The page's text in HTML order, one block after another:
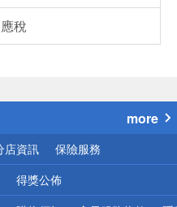
應稅
more
店資訊 保險服務
得獎公佈